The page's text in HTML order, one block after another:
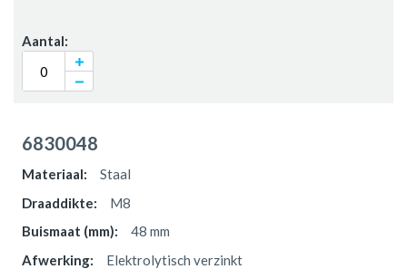
6830048
Staal
M8
48 mm
Elektrolytisch verzinkt